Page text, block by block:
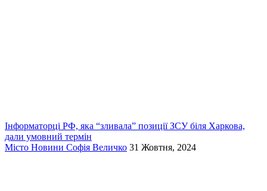
Інформаторці РФ, яка “зливала” позиції ЗСУ біля Харкова,
дали умовний термін
Місто Новини Софія Величко 31 Жовтня, 2024